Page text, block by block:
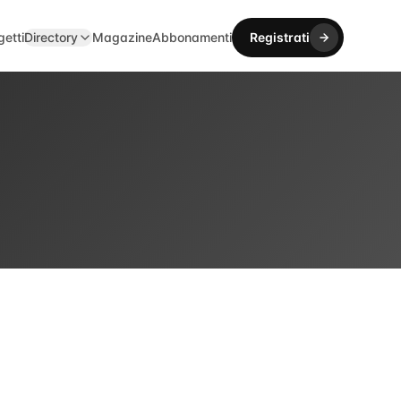
Directory MagazineAbbonamenti Registrati